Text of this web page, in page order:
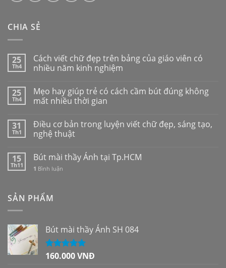
CHIA SẺ
25
Th4
Cách viết chữ đẹp trên bảng của giáo viên có
nhiều năm kinh nghiệm
25
Th4
Mẹo hay giúp trẻ có cách cầm bút đúng không
mất nhiều thời gian
31
Th1
Điều cơ bản trong luyện viết chữ đẹp, sáng tạo,
nghệ thuật
15
Th11
Bút mài thầy Ánh tại Tp.HCM
1 Bình luận
SẢN PHẨM
Bút mài thầy Ánh SH 084
Được xếp
160.000VNĐ